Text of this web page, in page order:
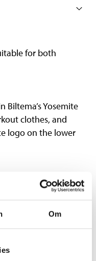
Om
for both
Biltema’s Yosemite
clothes, and
logo on the lower
similar colours